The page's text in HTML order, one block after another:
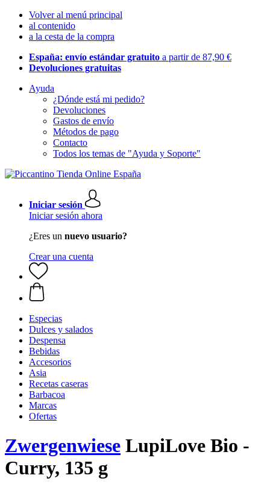
Volver al menú principal
al contenido
a la cesta de la compra
España: envío estándar gratuito a partir de 87,90 €
Devoluciones gratuitas
Ayuda
¿Dónde está mi pedido?
Devoluciones
Gastos de envío
Métodos de pago
Contacto
Todos los temas de "Ayuda y Soporte"
Iniciar sesión
Iniciar sesión ahora
¿Eres un nuevo usuario?
Crear una cuenta
Especias
Dulces y salados
Despensa
Bebidas
Accesorios
Asia
Recetas caseras
Barbacoa
Marcas
Ofertas
Zwergenwiese LupiLove Bio -
Curry, 135 g